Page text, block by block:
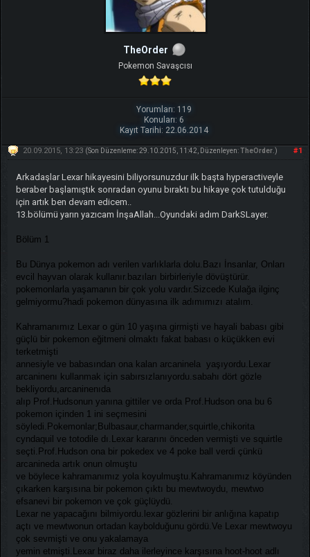
TheOrder
Pokemon Savaşcısı
Yorumları: 119
Konuları: 6
Kayıt Tarihi: 22.06.2014
#1
20.09.2015, 13:23 (Son Düzenleme: 29.10.2015, 11:42, Düzenleyen:TheOrder.)
Arkadaşlar Lexar hikayesini biliyorsunuzdur ilk başta hyperactiveyle
beraber başlamıştık sonradan oyunu bıraktı bu hikaye çok tutulduğu
için artık ben devam edicem..
13.bölümü yarın yazıcam İnşaAllah...Oyundaki adım DarkSLayer.
Bölüm 1
Bu Dünya pokemon adı verilen varlıklarla dolu.Bazı İnsanlar, Onları
evcil hayvan olarak kullanır.bazıları birbirleriyle dövüştürür.
pokemonlarla yaşamanın bir çok yolu vardır.Sizcede Kulağa ilginç
gelmiyormu?hadi pokemon dünyasına ilk adımımızı atalım.
Kahramanımız Lexar o gün 10 yaşına girmişti ve hayali babası gibi
güçlü bir pokemon eğitmeni olmaktı fakat babası o küçükken evi
terketmişti
annesiyle ve babasından ona kalan arcaninela yaşıyordu.Lexar
arcaninenı kullanmak için sabırsızlanıyordu.sabahı dört gözle
bekliyordu,arcaninenıda
alıp Prof.Hudsonun yanına gittiler ve orda Prof.Hudson ona bu 6
pokemon içinden 1 ini seçmesini
söyledi.Pokemonlar;Bulbasaur,charmander,squirtle,chikorita
cyndaquil ve totodile dı.Lexar kararını önceden vermişti ve squirtle
seçti.Prof.Hudson ona bir pokedex ve 4 poke ball verdi çünkü
arcanineda artık onun olmuştu
ve böylece kahramanımız yola koyulmuştu.Kahramanımız köyünden
çıkarken karşısına bir pokemon çıktı bu mewtwoydu, mewtwo
efsanevi bir pokemon ve çok güçlüydü.
Lexar ne yapacağını bilmiyordu.lexar gözlerini bir anlığına kapatıp
açtı ve mewtwonun ortadan kaybolduğunu gördü.Ve Lexar mewtwoyu
çok sevmişti ve onu yakalamaya
yemin etmişti.Lexar biraz daha ilerleyince karşısına hoot-hoot adlı